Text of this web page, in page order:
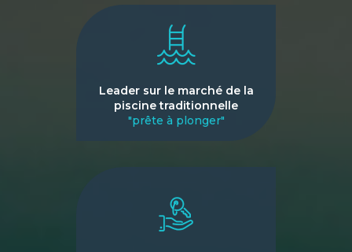
Leader sur le marché de la
piscine traditionnelle
"prête à plonger"